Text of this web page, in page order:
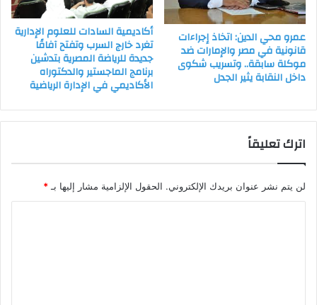
عمرو محي الدين: اتخاذ إجراءات
قانونية في مصر والإمارات ضد
موكلة سابقة.. وتسريب شكوى
داخل النقابة يثير الجدل
أكاديمية السادات للعلوم الإدارية
تغرد خارج السرب وتفتح آفاقًا
جديدة للرياضة المصرية بتدشين
برنامج الماجستير والدكتوراه
الأكاديمي في الإدارة الرياضية
اترك تعليقاً
لن يتم نشر عنوان بريدك الإلكتروني. الحقول الإلزامية مشار إليها بـ*